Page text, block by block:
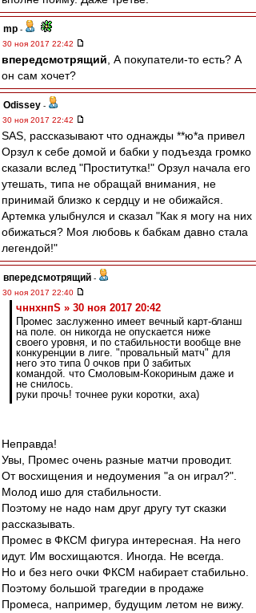
mp -
30 ноя 2017 22:42
впередсмотрящий , А покупатели-то есть? А
он сам хочет?
Odissey -
30 ноя 2017 22:42
SAS, рассказывают что однажды **ю*а привел
Орзул к себе домой и бабки у подъезда громко
сказали вслед "Проститутка!" Орзул начала его
утешать, типа не обращай внимания, не
принимай близко к сердцу и не обижайся.
Артемка улыбнулся и сказал "Как я могу на них
обижаться? Моя любовь к бабкам давно стала
легендой!"
впередсмотрящий -
30 ноя 2017 22:40
чннхнпS » 30 ноя 2017 20:42
Промес заслуженно имеет вечный карт-бланш
на поле. он никогда не опускается ниже
своего уровня, и по стабильности вообще вне
конкуренции в лиге. "провальный матч" для
него это типа 0 очков при 0 забитых
командой. что Смоловым-Кокориным даже и
не снилось.
руки прочь! точнее руки коротки, аха)
Неправда!
Увы, Промес очень разные матчи проводит.
От восхищения и недоумения "а он играл?".
Молод ишо для стабильности.
Поэтому не надо нам друг другу тут сказки
рассказывать.
Промес в ФКСМ фигура интересная. На него
идут. Им восхищаются. Иногда. Не всегда.
Но и без него очки ФКСМ набирает стабильно.
Поэтому большой трагедии в продаже
Промеса, например, будущим летом не вижу.